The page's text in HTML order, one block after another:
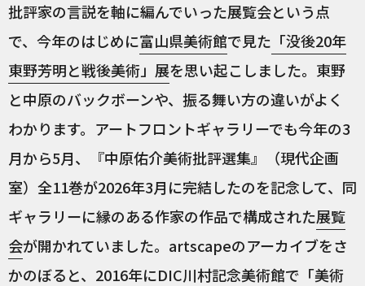
批評家の言説を軸に編んでいった展覧会という点
で、今年のはじめに富山県美術館で見た 「没後20年
東野芳明と戦後美術」展を思い起こしました。東野
と中原のバックボーンや、振る舞い方の違いがよく
わかります。アートフロントギャラリーでも今年の3
月から5月、『中原佑介美術批評選集』（現代企画
室）全11巻が2026年3月に完結したのを記念して、同
ギャラリーに縁のある作家の作品で構成された展覧
会が開かれていました。artscapeのアーカイブをさ
かのぼると、2016年にDIC川村記念美術館で「美術